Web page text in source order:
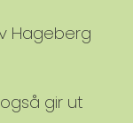
Hageberg
gir ut